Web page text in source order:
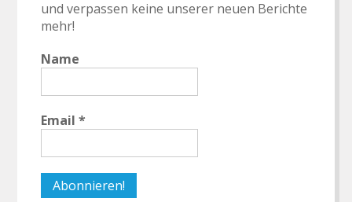
und verpassen keine unserer neuen Berichte
mehr!
Name
Email *